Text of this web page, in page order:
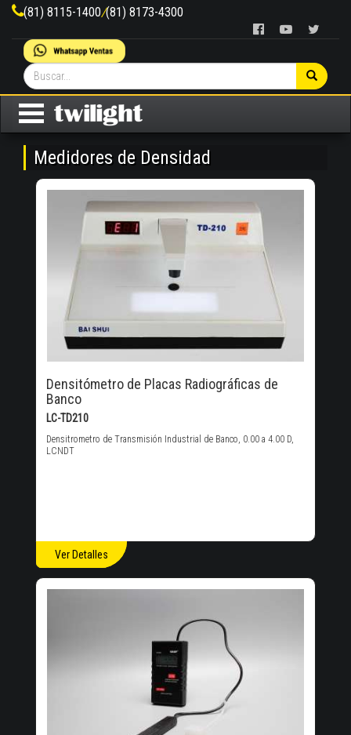
(81) 8115-1400/(81) 8173-4300
Medidores de Densidad
Densitómetro de Placas Radiográficas de
Banco
LC-TD210
Densitrometro de Transmisión Industrial de Banco, 0.00 a 4.00 D,
LCNDT
Ver Detalles